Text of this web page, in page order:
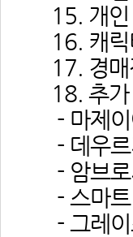
15. 개
16. 캐
17. 경
18. 추
- 마제
- 데우
- 암브
- 스마
- 그레